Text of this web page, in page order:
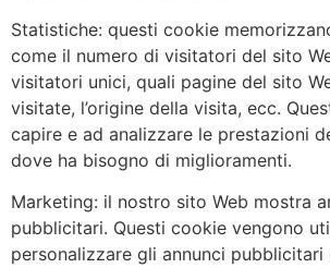
Statistiche: questi cookie
come il numero di visitatori del sito
visitatori unici, quali pagine del sito
visitate, l’origine della visita, ecc.
capire e ad analizzare le prestazioni
dove ha bisogno di miglioramenti.
Marketing: il nostro sito Web mostra
pubblicitari. Questi cookie vengono
personalizzare gli annunci